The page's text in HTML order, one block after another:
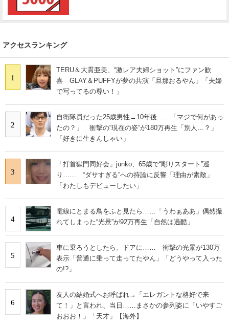
アクセスランキング
1
TERU＆大貫亜美、“激レア夫婦ショット”にファン歓
喜 GLAY＆PUFFYが夢の共演「旦那おるやん」「夫婦
で写ってるの尊い！」
2
自衛隊員だった25歳男性→10年後……「マジで何があっ
たの？」 衝撃の“現在の姿”が180万再生「別人…？」
「好きに生きんしゃい」
3
「打首獄門同好会」junko、65歳で“彫りスタート”巡
り…… “ダサすぎる”への持論に反響「理由が素敵」
「わたしもデビューしたい」
4
電線にとまる鳥をふと見たら……「うわぁああ」偶然撮
れてしまった“光景”が92万再生「自然は過酷」
5
車に乗ろうとしたら、ドアに…… 衝撃の光景が130万
表示「普通に乗って走ってたやん」「どうやって入った
の!?」
6
友人の結婚式へお呼ばれ→「エレガントな格好で来
て！」と言われ、当日……まさかの参列姿に「いやすご
おおお！」「天才」【海外】